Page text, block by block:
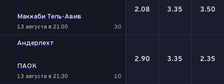
-
Маккаби Тель-Авив
13 августа в 21:00 3:0
2.08 3.35 3.50
Андерлехт
-
ПАОК
13 августа в 21:30 1:0
2.90 3.35 2.35